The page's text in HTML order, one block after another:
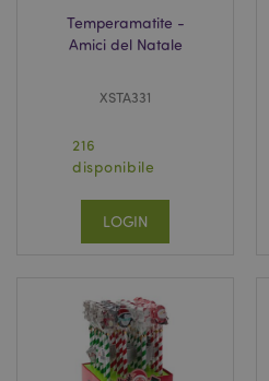
Temperamatite -
Amici del Natale
XSTA331
216
disponibile
LOGIN